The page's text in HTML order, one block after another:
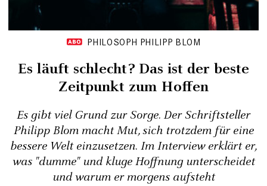
PHILOSOPH PHILIPP BLOM
Es läuft schlecht? Das ist der beste
Zeitpunkt zum Hoffen
Es gibt viel Grund zur Sorge. Der Schriftsteller
Philipp Blom macht Mut, sich trotzdem für eine
bessere Welt einzusetzen. Im Interview erklärt er,
was "dumme" und kluge Hoffnung unterscheidet
und warum er morgens aufsteht